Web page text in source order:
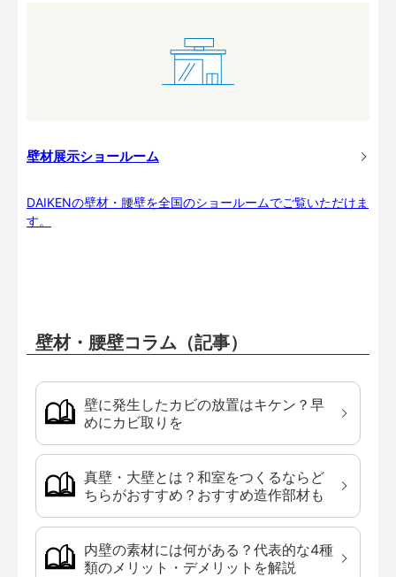
壁材展示ショールーム
DAIKENの壁材・腰壁を全国のショールームでご覧いただけま
す。
壁材・腰壁コラム（記事）
壁に発生したカビの放置はキケン？早
めにカビ取りを
真壁・大壁とは？和室をつくるならど
ちらがおすすめ？おすすめ造作部材も
内壁の素材には何がある？代表的な4種
類のメリット・デメリットを解説